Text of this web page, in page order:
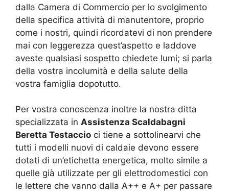
dalla Camera di Commercio per lo svolgimento
della specifica attività di manutentore, proprio
come i nostri, quindi ricordatevi di non prendere
mai con leggerezza quest’aspetto e laddove
aveste qualsiasi sospetto chiedete lumi; si parla
della vostra incolumità e della salute della
vostra famiglia dopotutto.
Per vostra conoscenza inoltre la nostra ditta
specializzata in Assistenza Scaldabagni
Beretta Testaccio ci tiene a sottolinearvi che
tutti i modelli nuovi di caldaie devono essere
dotati di un’etichetta energetica, molto simile a
quelle già utilizzate per gli elettrodomestici con
le lettere che vanno dalla A++ e A+ per passare